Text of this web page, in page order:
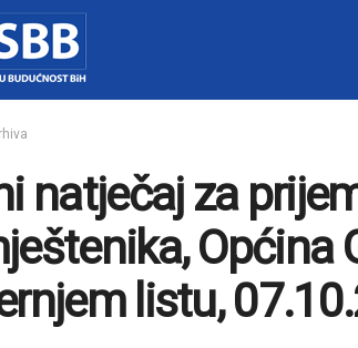
natječaj za
Općina
listu,